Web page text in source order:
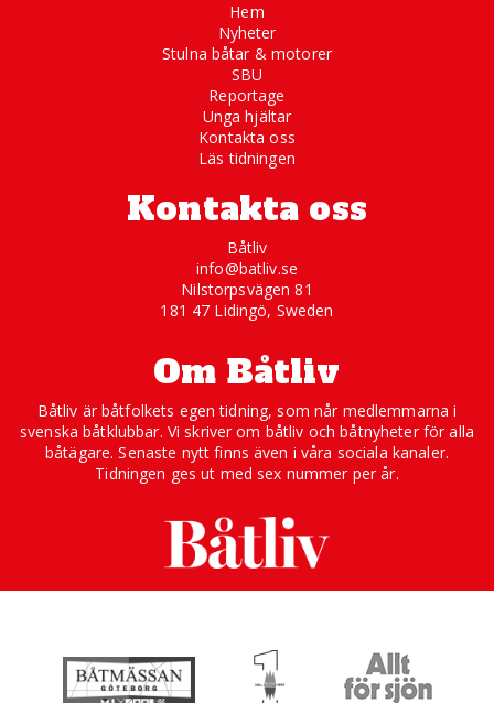
Hem
Nyheter
Stulna båtar & motorer
SBU
Reportage
Unga hjältar
Kontakta oss
Läs tidningen
Kontakta oss
Båtliv
info@batliv.se
Nilstorpsvägen 81
181 47 Lidingö, Sweden
Om Båtliv
Båtliv är båtfolkets egen tidning, som når medlemmarna i
svenska båtklubbar. Vi skriver om båtliv och båtnyheter för alla
båtägare. Senaste nytt finns även i våra sociala kanaler.
Tidningen ges ut med sex nummer per år.